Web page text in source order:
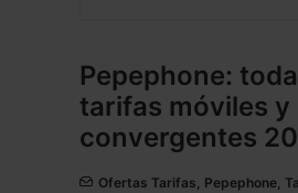
Pepephone:
tarifas móviles y
convergentes
Ofertas Tarifas, Pepephone,